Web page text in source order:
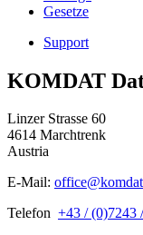
Gesetze
Support
KOMDAT
Linzer Strasse 60
4614 Marchtrenk
Austria
E-Mail:
Telefon +43 / (0)7243